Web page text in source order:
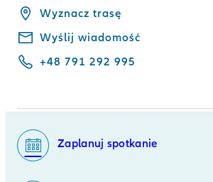
Wyznacz trasę
Wyślij wiadomość
+48 791 292 995
Zaplanuj spotkanie